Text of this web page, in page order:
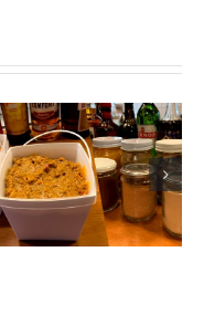
照焼チキ
ン弁当